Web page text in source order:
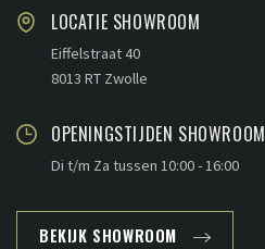
LOCATIE SHOWROOM
Eiffelstraat 40
8013 RT Zwolle
OPENINGSTIJDEN SHOWROOM
Di t/m Za tussen 10:00 - 16:00
BEKIJK SHOWROOM